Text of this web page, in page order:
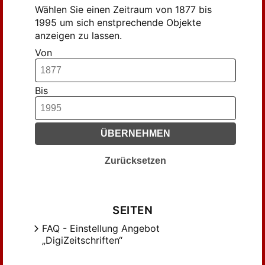
Gessner, E. (191)
Gier, Albert (1106)
Giese, Wilhelm (361)
Goebl, Hans (171)
Heger, Klaus (606)
Herzog, E. (290)
Hilka, Alfons (580)
Hubschmid, Johannes (460)
Wählen Sie einen Zeitraum von 1877 bis
1995 um sich enstprechende Objekte
anzeigen zu lassen.
Von
Bis
ÜBERNEHMEN
Zurücksetzen
SEITEN
FAQ - Einstellung Angebot
„DigiZeitschriften“